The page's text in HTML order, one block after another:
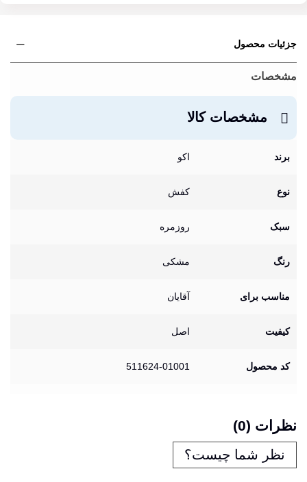
جزئیات محصول
مشخصات
مشخصات کالا
برند اکو
نوع کفش
سبک روزمره
رنگ مشکی
مناسب برای آقایان
کیفیت اصل
کد محصول 511624-01001
نظرات (0)
نظر شما چیست؟